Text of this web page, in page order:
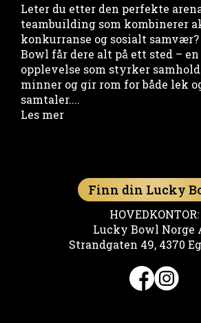
Leter du etter den perfekte
teambuilding som kombinerer
konkurranse og sosialt
Bowl får dere alt på ett sted –
opplevelse som styrker
minner og gir rom for både lek
samtaler....
Les mer
Finn din Lucky
HOVEDKONTOR:
Lucky Bowl Norge
Strandgaten 49, 4370